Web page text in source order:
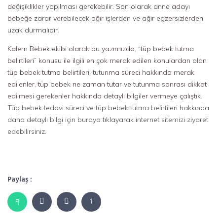
değişiklikler yapılması gerekebilir. Son olarak anne adayı
bebeğe zarar verebilecek ağır işlerden ve ağır egzersizlerden
uzak durmalıdır.
Kalem Bebek ekibi olarak bu yazımızda, “tüp bebek tutma
belirtileri” konusu ile ilgili en çok merak edilen konulardan olan
tüp bebek tutma belirtileri, tutunma süreci hakkında merak
edilenler, tüp bebek ne zaman tutar ve tutunma sonrası dikkat
edilmesi gerekenler hakkında detaylı bilgiler vermeye çalıştık.
Tüp bebek tedavi süreci ve tüp bebek tutma belirtileri hakkında
daha detaylı bilgi için buraya tıklayarak internet sitemizi ziyaret
edebilirsiniz.
Paylaş :